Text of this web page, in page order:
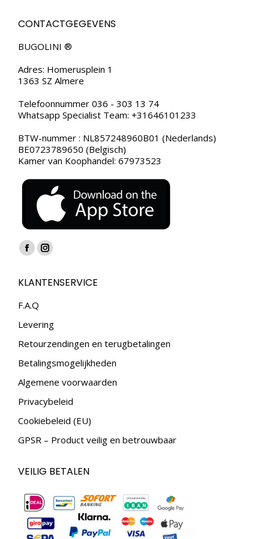
CONTACTGEGEVENS
BUGOLINI ®
Adres: Homerusplein 1
1363 SZ Almere
Telefoonnummer 036 - 303 13 74
Whatsapp Specialist Team: +31646101233
BTW-nummer : NL857248960B01 (Nederlands)
BE0723789650 (Belgisch)
Kamer van Koophandel: 67973523
Vind ons op:
Facebook
opens
in
window
Instagram
opens
window
KLANTENSERVICE
F.A.Q
Levering
Retourzendingen en terugbetalingen
Betalingsmogelijkheden
Algemene voorwaarden
Privacybeleid
Cookiebeleid (EU)
GPSR – Product veilig en betrouwbaar
VEILIG BETALEN